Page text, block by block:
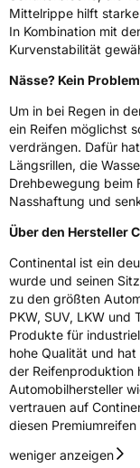
3PMSF /
EPREL ID659031
Allgemeine
Herstellerkontakt
Mittelrippe hilft
In Kombination mit
Kurvenstabilität
Nässe? Kein
Um in bei Regen in
ein Reifen möglichst
verdrängen. Dafür
Längsrillen, die
Drehbewegung beim
Nasshaftung und
Über den Hersteller
Continental ist ein
wurde und seinen
zu den größten
PKW, SUV, LKW
Produkte für
hohe Qualität und
der Reifenproduktion
Automobilhersteller
vertrauen auf
diesen Premiumreifen
weniger anzeigen